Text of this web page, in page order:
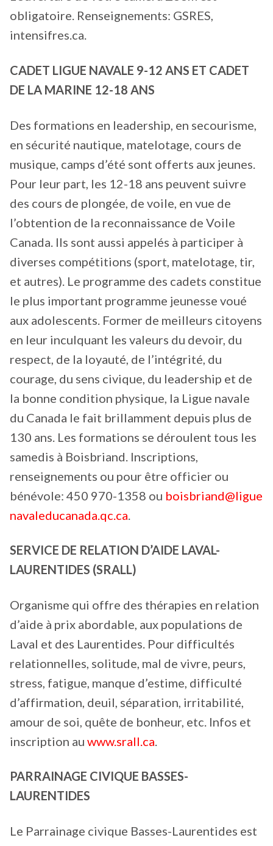
obligatoire. Renseignements: GSRES,
intensifres.ca.
CADET LIGUE NAVALE 9-12 ANS ET CADET
DE LA MARINE 12-18 ANS
Des formations en leadership, en secourisme,
en sécurité nautique, matelotage, cours de
musique, camps d’été sont offerts aux jeunes.
Pour leur part, les 12-18 ans peuvent suivre
des cours de plongée, de voile, en vue de
l’obtention de la reconnaissance de Voile
Canada. Ils sont aussi appelés à participer à
diverses compétitions (sport, matelotage, tir,
et autres). Le programme des cadets constitue
le plus important programme jeunesse voué
aux adolescents. Former de meilleurs citoyens
en leur inculquant les valeurs du devoir, du
respect, de la loyauté, de l’intégrité, du
courage, du sens civique, du leadership et de
la bonne condition physique, la Ligue navale
du Canada le fait brillamment depuis plus de
130 ans. Les formations se déroulent tous les
samedis à Boisbriand. Inscriptions,
renseignements ou pour être officier ou
bénévole: 450 970-1358 ou boisbriand@ligue
navaleducanada.qc.ca
SERVICE DE RELATION D’AIDE LAVAL-
LAURENTIDES (SRALL)
Organisme qui offre des thérapies en relation
d’aide à prix abordable, aux populations de
Laval et des Laurentides. Pour difficultés
relationnelles, solitude, mal de vivre, peurs,
stress, fatigue, manque d’estime, difficulté
d’affirmation, deuil, séparation, irritabilité,
amour de soi, quête de bonheur, etc. Infos et
inscription au www.srall.ca
PARRAINAGE CIVIQUE BASSES-
LAURENTIDES
Le Parrainage civique Basses-Laurentides est